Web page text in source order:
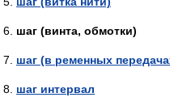
шаг (винта, обмотки)
шаг (в ременных
шаг интервал